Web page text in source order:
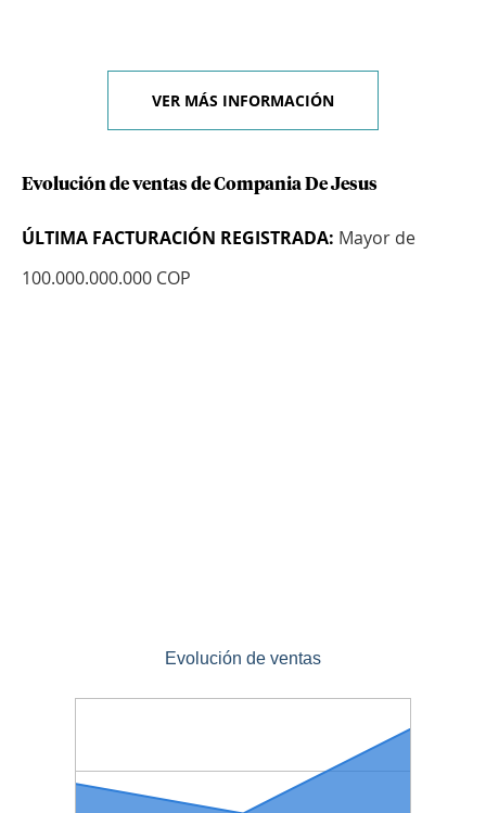
VER MÁS INFORMACIÓN
Evolución de ventas de Compania De Jesus
ÚLTIMA FACTURACIÓN REGISTRADA: Mayor de
100.000.000.000 COP
Evolución de ventas